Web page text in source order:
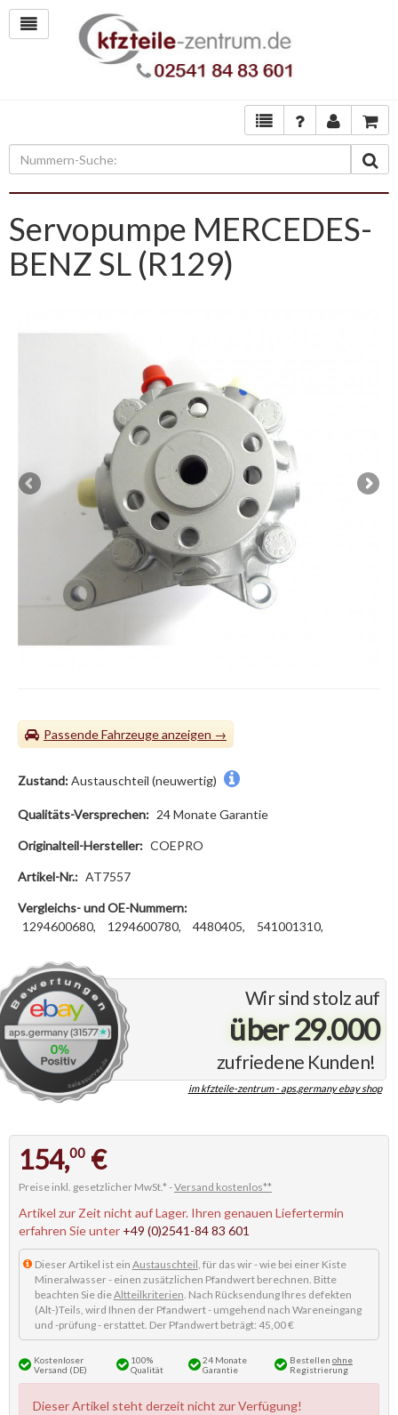
Servopumpe MERCEDES-
BENZ SL (R129)
Passende Fahrzeuge
Wir sind stolz auf
über 29.000
zufriedene Kunden!
im kfzteile-zentrum - aps.germany ebay shop
Zustand:Austauschteil (neuwertig)
Qualitäts-Versprechen: 24 Monate Garantie
Originalteil-Hersteller: COEPRO
Artikel-Nr.: AT7557
Vergleichs- und OE-Nummern:
1294600680,
1294600780, 4480405, 541001310,
154,00 €
Preise inkl. gesetzlicher MwSt.* -Versand kostenlos**
Artikel zur Zeit nicht auf Lager. Ihren genauen Liefertermin
erfahren Sie unter +49 (0)2541-84 83 601
Dieser Artikel ist ein Austauschteil, für das wir - wie bei einer Kiste
Mineralwasser - einen zusätzlichen Pfandwert berechnen. Bitte
beachten Sie dieAltteilkriterien. Nach Rücksendung Ihres defekten
(Alt-)Teils, wird Ihnen der Pfandwert - umgehend nach Wareneingang
und -prüfung - erstattet. Der Pfandwert beträgt: 45,00 €
Kostenloser
Versand (DE)
100%
Qualität
24 Monate
Garantie
Bestellen ohne
Registrierung
Dieser Artikel steht derzeit nicht zur Verfügung!